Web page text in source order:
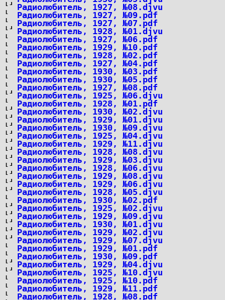
Радиолюбитель, 1927, №08.djvu
Радиолюбитель, 1927, №09.pdf
Радиолюбитель, 1927, №07.pdf
Радиолюбитель, 1928, №01.djvu
Радиолюбитель, 1927, №06.pdf
Радиолюбитель, 1929, №10.pdf
Радиолюбитель, 1928, №02.pdf
Радиолюбитель, 1927, №04.pdf
Радиолюбитель, 1930, №03.pdf
Радиолюбитель, 1930, №05.pdf
Радиолюбитель, 1927, №08.pdf
Радиолюбитель, 1925, №06.djvu
Радиолюбитель, 1928, №01.pdf
Радиолюбитель, 1930, №02.djvu
Радиолюбитель, 1929, №01.djvu
Радиолюбитель, 1930, №09.djvu
Радиолюбитель, 1925, №04.djvu
Радиолюбитель, 1929, №11.djvu
Радиолюбитель, 1928, №08.djvu
Радиолюбитель, 1929, №03.djvu
Радиолюбитель, 1928, №06.djvu
Радиолюбитель, 1929, №08.djvu
Радиолюбитель, 1929, №06.djvu
Радиолюбитель, 1928, №05.djvu
Радиолюбитель, 1930, №02.pdf
Радиолюбитель, 1925, №02.djvu
Радиолюбитель, 1929, №09.djvu
Радиолюбитель, 1930, №01.djvu
Радиолюбитель, 1929, №02.djvu
Радиолюбитель, 1929, №07.djvu
Радиолюбитель, 1929, №01.pdf
Радиолюбитель, 1930, №09.pdf
Радиолюбитель, 1929, №04.djvu
Радиолюбитель, 1925, №10.djvu
Радиолюбитель, 1925, №10.pdf
Радиолюбитель, 1929, №11.pdf
Радиолюбитель, 1928, №08.pdf